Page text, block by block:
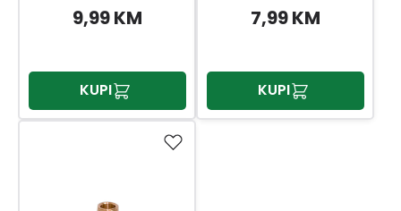
9,99 KM
KUPI
7,99 KM
KUPI